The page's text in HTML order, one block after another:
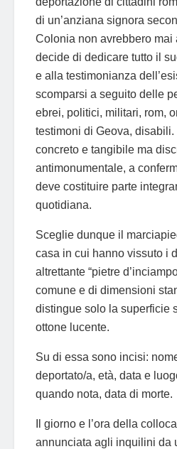
di un’anziana signora
Colonia non avrebbero mai
decide di dedicare tutto il
e alla testimonianza
scomparsi a seguito delle
ebrei, politici, militari, rom,
testimoni di Geova,
concreto e tangibile ma
antimonumentale, a
deve costituire parte
quotidiana.
Sceglie dunque il
casa in cui hanno vissuto i
altrettante “pietre
comune e di dimensioni
distingue solo la superficie
ottone lucente.
Su di essa sono incisi:
deportato/a, età, data e
quando nota, data di morte.
Il giorno e l’ora della
annunciata agli inquilini da